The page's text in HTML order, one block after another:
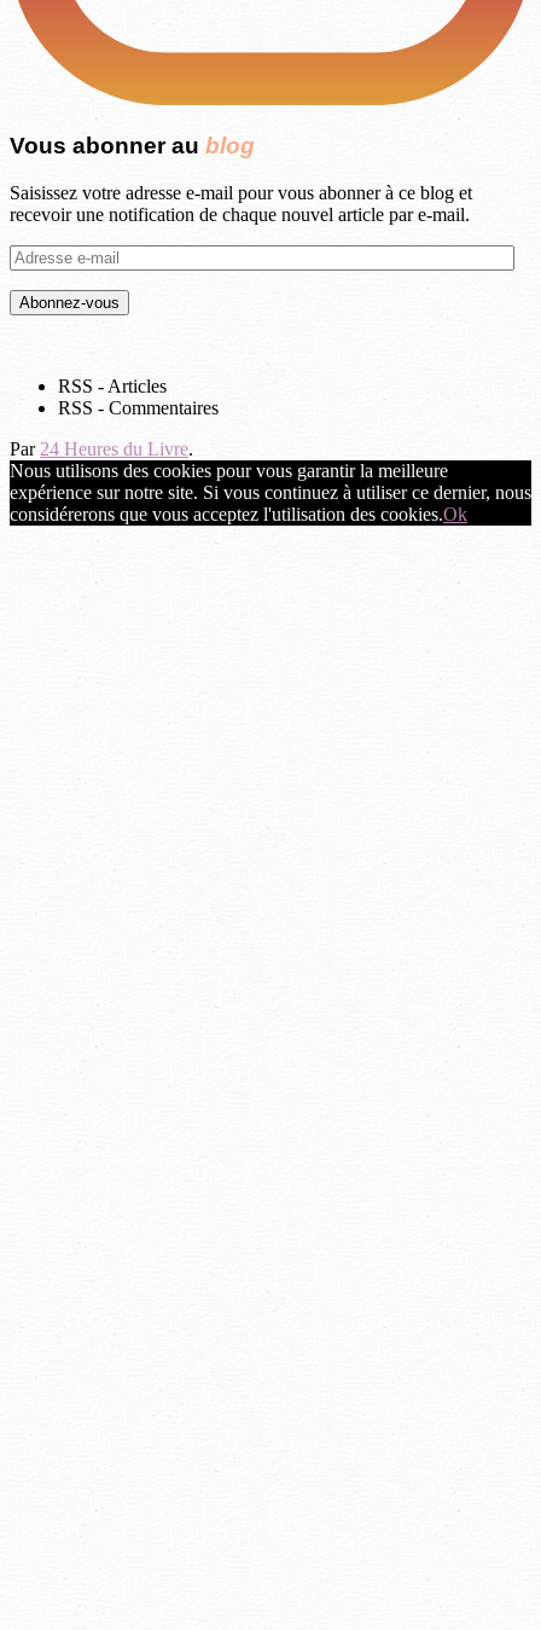
Vous abonner au blog
Saisissez votre adresse e-mail pour vous abonner à ce blog et
recevoir une notification de chaque nouvel article par e-mail.
Adresse
e-
mail
RSS - Articles
RSS - Commentaires
Par 24 Heures du Livre.
Nous utilisons des cookies pour vous garantir la meilleure
expérience sur notre site. Si vous continuez à utiliser ce dernier, nous
considérerons que vous acceptez l'utilisation des cookies.Ok